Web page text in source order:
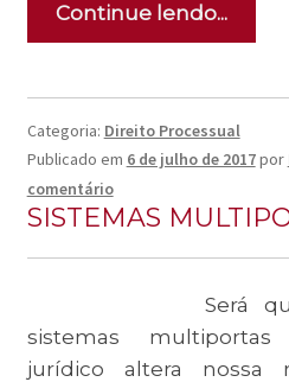
Continue lendo...
Categoria: Direito Processual
Publicado em 6 de julho de 2017por
comentário
SISTEMAS
Será
sistemas
jurídico altera nossa